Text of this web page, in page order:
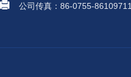
公司传真：86-0755-86109711